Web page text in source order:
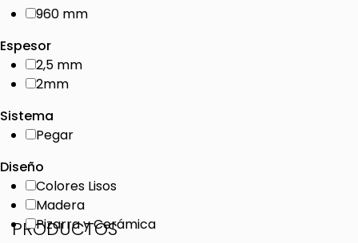
960 mm
Espesor
2,5 mm
2mm
Sistema
Pegar
Diseño
Colores Lisos
Madera
Pizarra y Cerámica
PRODUCTOS